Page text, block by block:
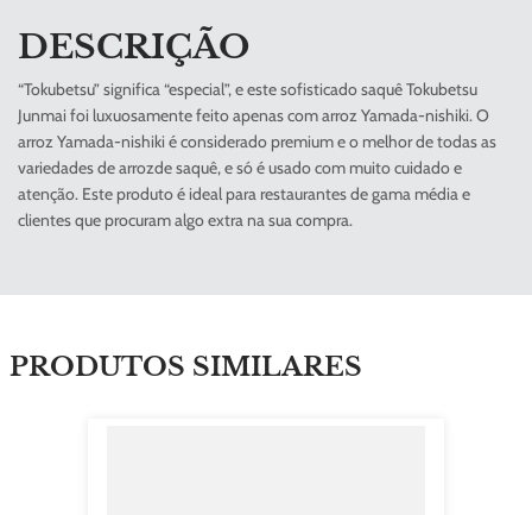
DESCRIÇÃO
“Tokubetsu” significa “especial”, e este sofisticado saquê Tokubetsu
Junmai foi luxuosamente feito apenas com arroz Yamada-nishiki. O
arroz Yamada-nishiki é considerado premium e o melhor de todas as
variedades de arrozde saquê, e só é usado com muito cuidado e
atenção. Este produto é ideal para restaurantes de gama média e
clientes que procuram algo extra na sua compra.